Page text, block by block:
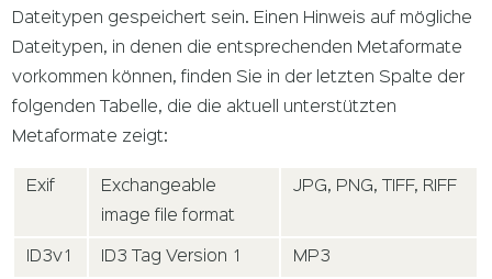
Dateitypen gespeichert sein. Einen Hinweis auf mögliche
Dateitypen, in denen die entsprechenden Metaformate
vorkommen können, finden Sie in der letzten Spalte der
folgenden Tabelle, die die aktuell unterstützten
Metaformate zeigt:
Exif
Exchangeable
image file format
JPG, PNG, TIFF, RIFF
ID3v1 ID3 Tag Version 1 MP3